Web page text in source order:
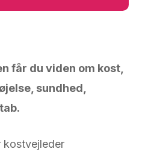
får du viden om kost,
sundhed,
kostvejleder